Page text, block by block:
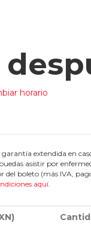
horario
extendida en
asistir por
del boleto (más IVA,
aquí.